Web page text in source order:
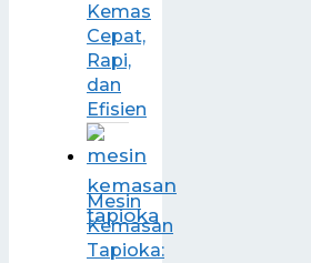
Kemas
Cepat,
Rapi,
dan
Efisien
Mesin
Kemasan
Tapioka: